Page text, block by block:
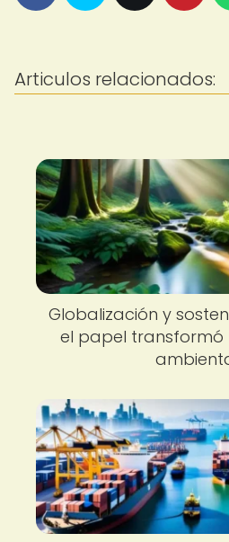
Articulos relacionados:
Globalización y
el papel transformó